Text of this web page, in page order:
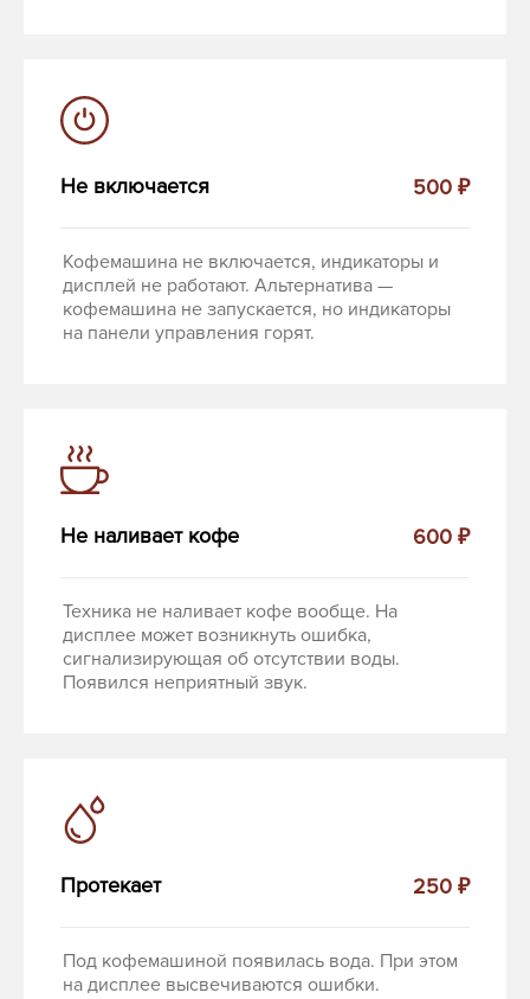
Не включается 500 ₽
Кофемашина не включается, индикаторы и
дисплей не работают. Альтернатива —
кофемашина не запускается, но индикаторы
на панели управления горят.
Не наливает кофе 600 ₽
Техника не наливает кофе вообще. На
дисплее может возникнуть ошибка,
сигнализирующая об отсутствии воды.
Появился неприятный звук.
Протекает 250 ₽
Под кофемашиной появилась вода. При этом
на дисплее высвечиваются ошибки.